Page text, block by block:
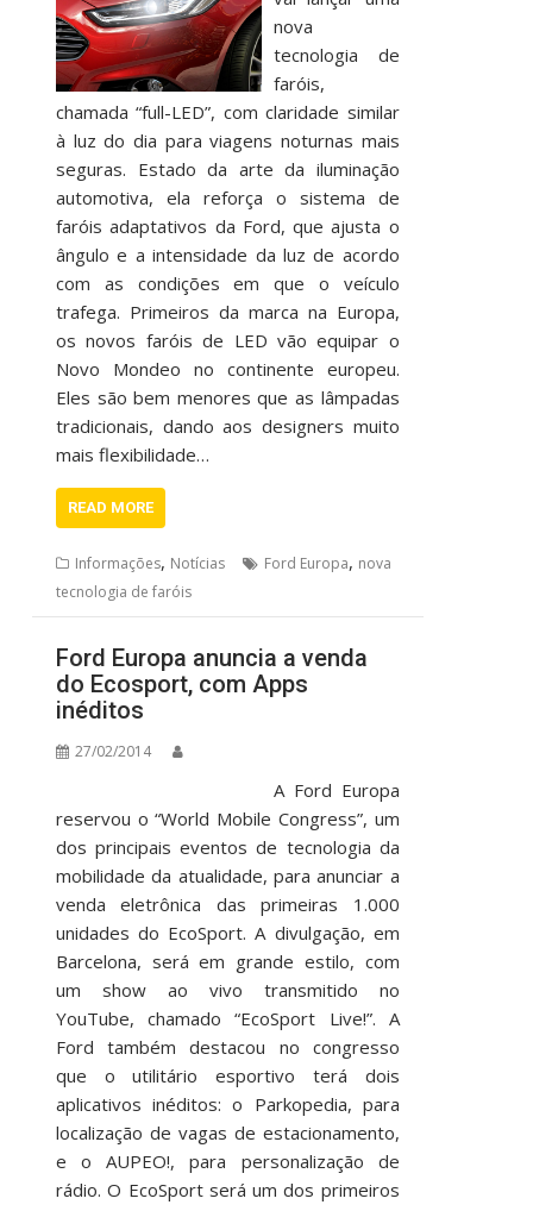
nova
tecnologia de
faróis,
chamada “full-LED”, com claridade similar
à luz do dia para viagens noturnas mais
seguras. Estado da arte da iluminação
automotiva, ela reforça o sistema de
faróis adaptativos da Ford, que ajusta o
ângulo e a intensidade da luz de acordo
com as condições em que o veículo
trafega. Primeiros da marca na Europa,
os novos faróis de LED vão equipar o
Novo Mondeo no continente europeu.
Eles são bem menores que as lâmpadas
tradicionais, dando aos designers muito
mais flexibilidade…
READ MORE
Informações, Notícias Ford Europa, nova
tecnologia de faróis
Ford Europa anuncia a venda
do Ecosport, com Apps
inéditos
27/02/2014
A Ford Europa
reservou o “World Mobile Congress”, um
dos principais eventos de tecnologia da
mobilidade da atualidade, para anunciar a
venda eletrônica das primeiras 1.000
unidades do EcoSport. A divulgação, em
Barcelona, será em grande estilo, com
um show ao vivo transmitido no
YouTube, chamado “EcoSport Live!”. A
Ford também destacou no congresso
que o utilitário esportivo terá dois
aplicativos inéditos: o Parkopedia, para
localização de vagas de estacionamento,
e o AUPEO!, para personalização de
rádio. O EcoSport será um dos primeiros